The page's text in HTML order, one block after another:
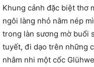
Khung cảnh đặc biệt thơ
ngôi làng nhỏ nằm nép
trong làn sương mờ buổi
tuyết, đi dạo trên những
nhâm nhi một cốc